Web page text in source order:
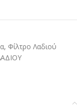
, Φίλτρο Λαδιού